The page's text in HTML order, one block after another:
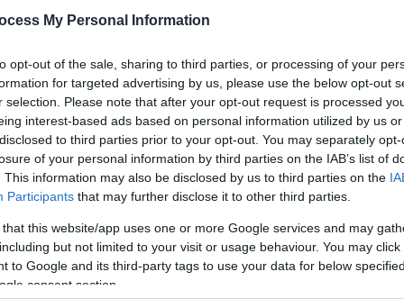
My Personal Information
opt-out of the sale, sharing to third parties, or processing of your
for targeted advertising by us, please use the below opt-out
selection. Please note that after your opt-out request is processed
interest-based ads based on personal information utilized by us
to third parties prior to your opt-out. You may separately
of your personal information by third parties on the IAB’s list of
This information may also be disclosed by us to third parties on the
Participants that may further disclose it to other third parties.
that this website/app uses one or more Google services and may
but not limited to your visit or usage behaviour. You may
to Google and its third-party tags to use your data for below
consent section.
μπαίνει ουσιαστικά τέλος σε έναν
σχεδόν δύο χρόνια, με φόντο την
τηναπόκτηση νέων μαχητικώναπό δύο
16 - Χάνουμε την αεροπορική
Ερντογάν από την τουρκική